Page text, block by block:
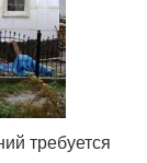
требуется